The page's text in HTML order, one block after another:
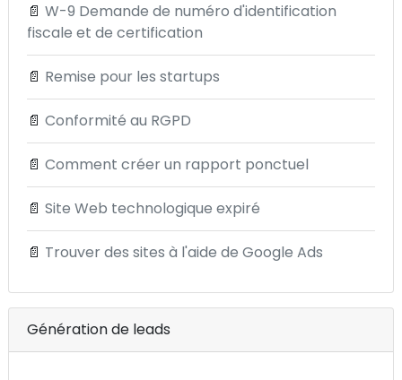
📄 W-9 Demande de numéro d'identification
fiscale et de certification
📄 Remise pour les startups
📄 Conformité au RGPD
📄 Comment créer un rapport ponctuel
📄 Site Web technologique expiré
📄 Trouver des sites à l'aide de Google Ads
Génération de leads